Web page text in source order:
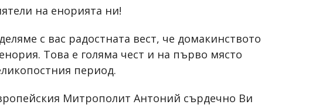
на енорията ни!
с вас радостната вест, че домакинството
Това е голяма чест и на първо място
период.
Митрополит Антоний сърдечно Ви